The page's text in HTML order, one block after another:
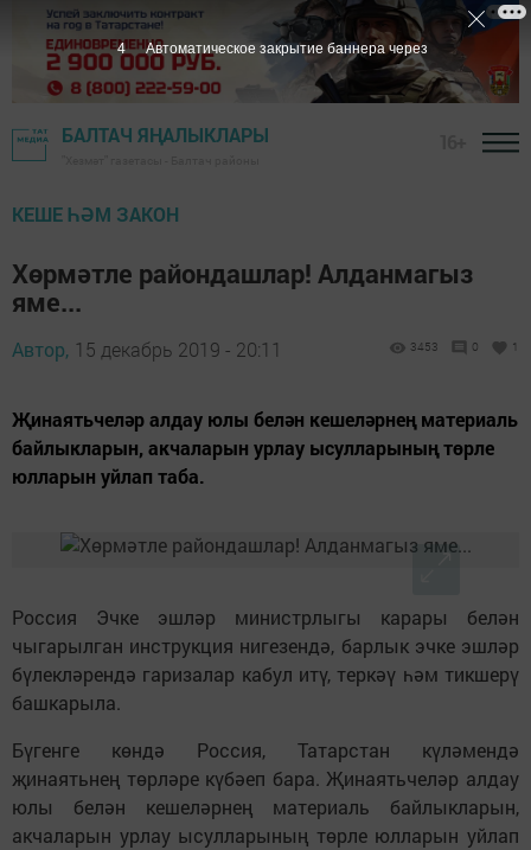
БАЛТАЧ ЯҢАЛЫКЛАРЫ
КЕШЕ ҺӘМ ЗАКОН
Хөрмәтле райондашлар! Алданмагыз
яме...
Автор, 15 декабрь 2019 - 20:11 3453 0 1
Җинаятьчеләр алдау юлы белән кешеләрнең материаль
байлыкларын, акчаларын урлау ысулларының төрле
юлларын уйлап таба.
Россия Эчке эшләр министрлыгы карары белән
чыгарылган инструкция нигезендә, барлык эчке эшләр
бүлекләрендә гаризалар кабул итү, теркәү һәм тикшерү
башкарыла.
Бүгенге көндә Россия, Татарстан күләмендә
җинаятьнең төрләре күбәеп бара. Җинаятьчеләр алдау
юлы белән кешеләрнең материаль байлыкларын,
акчаларын урлау ысулларының төрле юлларын уйлап
3 Автоматическое закрытие баннера через